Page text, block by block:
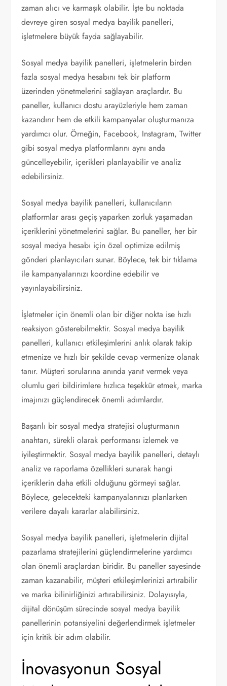
zaman alıcı ve karmaşık olabilir. İşte bu noktada
devreye giren sosyal medya bayilik panelleri,
işletmelere büyük fayda sağlayabilir.
Sosyal medya bayilik panelleri, işletmelerin birden
fazla sosyal medya hesabını tek bir platform
üzerinden yönetmelerini sağlayan araçlardır. Bu
paneller, kullanıcı dostu arayüzleriyle hem zaman
kazandırır hem de etkili kampanyalar oluşturmanıza
yardımcı olur. Örneğin, Facebook, Instagram, Twitter
gibi sosyal medya platformlarını aynı anda
güncelleyebilir, içerikleri planlayabilir ve analiz
edebilirsiniz.
Sosyal medya bayilik panelleri, kullanıcıların
platformlar arası geçiş yaparken zorluk yaşamadan
içeriklerini yönetmelerini sağlar. Bu paneller, her bir
sosyal medya hesabı için özel optimize edilmiş
gönderi planlayıcıları sunar. Böylece, tek bir tıklama
ile kampanyalarınızı koordine edebilir ve
yayınlayabilirsiniz.
İşletmeler için önemli olan bir diğer nokta ise hızlı
reaksiyon gösterebilmektir. Sosyal medya bayilik
panelleri, kullanıcı etkileşimlerini anlık olarak takip
etmenize ve hızlı bir şekilde cevap vermenize olanak
tanır. Müşteri sorularına anında yanıt vermek veya
olumlu geri bildirimlere hızlıca teşekkür etmek, marka
imajınızı güçlendirecek önemli adımlardır.
Başarılı bir sosyal medya stratejisi oluşturmanın
anahtarı, sürekli olarak performansı izlemek ve
iyileştirmektir. Sosyal medya bayilik panelleri, detaylı
analiz ve raporlama özellikleri sunarak hangi
içeriklerin daha etkili olduğunu görmeyi sağlar.
Böylece, gelecekteki kampanyalarınızı planlarken
verilere dayalı kararlar alabilirsiniz.
Sosyal medya bayilik panelleri, işletmelerin dijital
pazarlama stratejilerini güçlendirmelerine yardımcı
olan önemli araçlardan biridir. Bu paneller sayesinde
zaman kazanabilir, müşteri etkileşimlerinizi artırabilir
ve marka bilinirliğinizi artırabilirsiniz. Dolayısıyla,
dijital dönüşüm sürecinde sosyal medya bayilik
panellerinin potansiyelini değerlendirmek işletmeler
için kritik bir adım olabilir.
İnovasyonun Sosyal